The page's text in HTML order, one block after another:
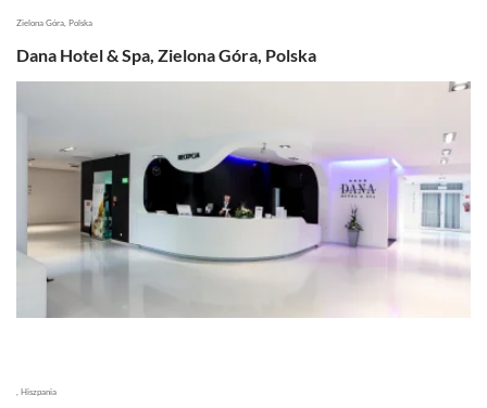
Zielona Góra, Polska
Dana Hotel & Spa, Zielona Góra, Polska
, Hiszpania